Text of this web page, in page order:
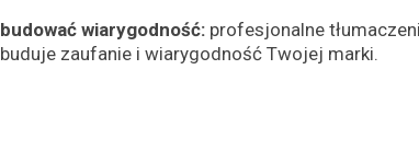
budować wiarygodność: profesjonalne
buduje zaufanie i wiarygodność Twojej marki.